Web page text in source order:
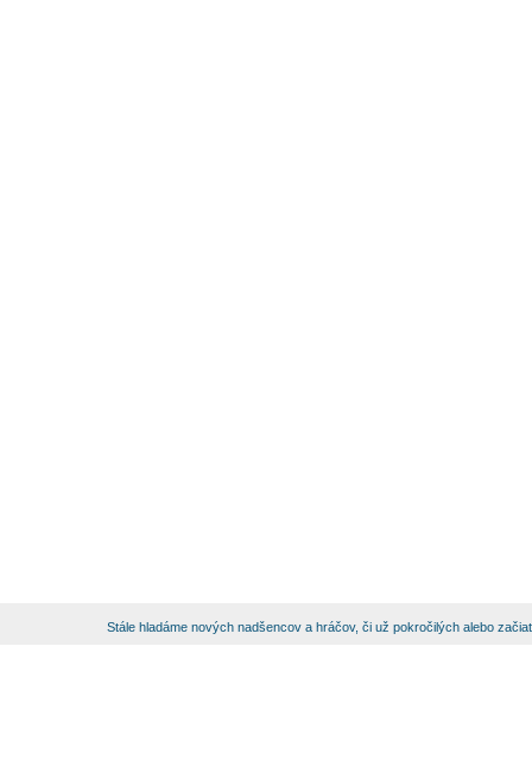
Stále hladáme nových nadšencov a hráčov, či už pokročilých alebo